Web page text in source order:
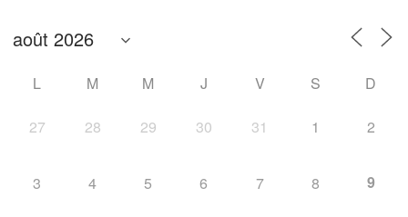
L M M J V S D
27 28 29 30 31 1 2
3 4 5 6 7 8 9